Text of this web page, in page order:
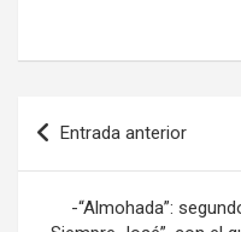
Navegación
de
entradas
Entrada anterior
-“Almohada”: